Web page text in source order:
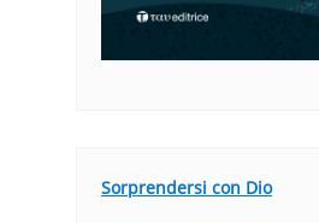
Sorprendersi con Dio